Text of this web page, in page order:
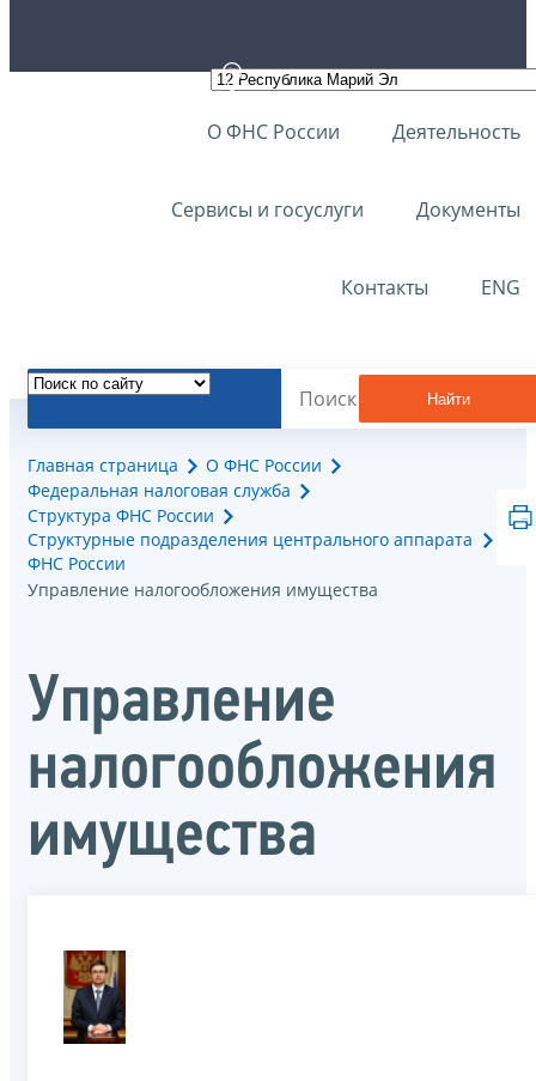
О ФНС России Деятельность
Сервисы и госуслуги Документы
Контакты ENG
Найти
Главная страница
О ФНС России
Федеральная налоговая служба
Структура ФНС России
Структурные подразделения центрального аппарата
ФНС России
Управление налогообложения имущества
Управление
налогообложения
имущества